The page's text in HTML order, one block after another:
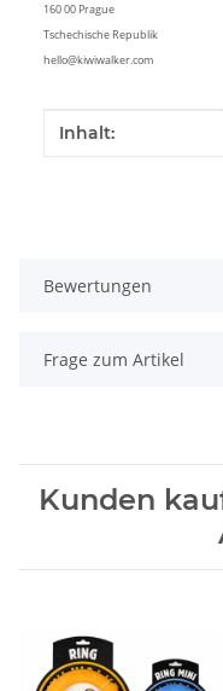
160 00 Prague
Tschechische Republik
hello@kiwiwalker.com
Produkteigenschaft
Wert
Inhalt:
Bewertungen
Frage zum Artikel
Kunden